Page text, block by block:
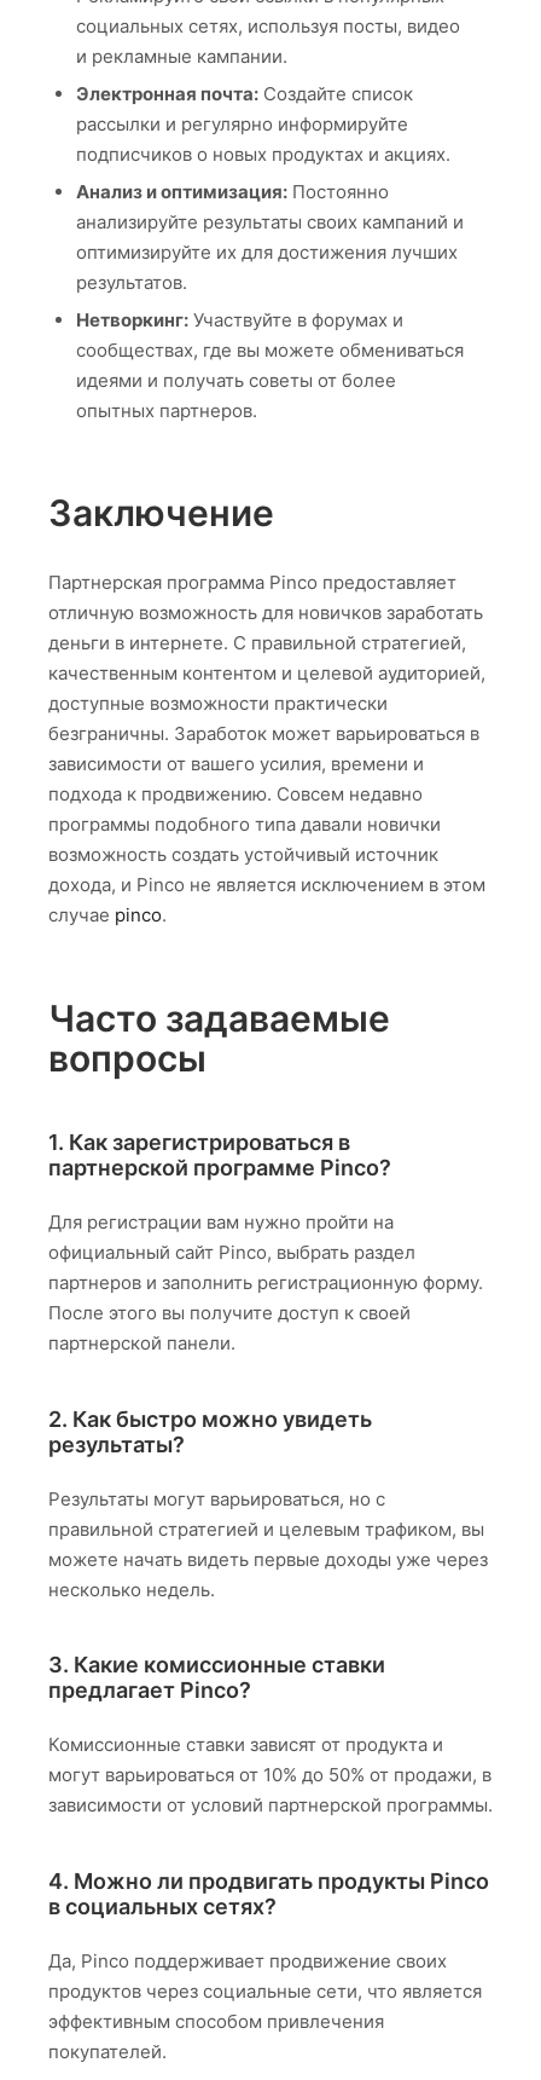
социальных сетях, используя посты, видео
и рекламные кампании.
Электронная почта:Создайте список
рассылки и регулярно информируйте
подписчиков о новых продуктах и акциях.
Анализ и оптимизация:Постоянно
анализируйте результаты своих кампаний и
оптимизируйте их для достижения лучших
результатов.
Нетворкинг:Участвуйте в форумах и
сообществах, где вы можете обмениваться
идеями и получать советы от более
опытных партнеров.
Заключение
Партнерская программа Pinco предоставляет
отличную возможность для новичков заработать
деньги в интернете. С правильной стратегией,
качественным контентом и целевой аудиторией,
доступные возможности практически
безграничны. Заработок может варьироваться в
зависимости от вашего усилия, времени и
подхода к продвижению. Совсем недавно
программы подобного типа давали новички
возможность создать устойчивый источник
дохода, и Pinco не является исключением в этом
случае pinco.
Часто задаваемые
вопросы
1. Как зарегистрироваться в
партнерской программе Pinco?
Для регистрации вам нужно пройти на
официальный сайт Pinco, выбрать раздел
партнеров и заполнить регистрационную форму.
После этого вы получите доступ к своей
партнерской панели.
2. Как быстро можно увидеть
результаты?
Результаты могут варьироваться, но с
правильной стратегией и целевым трафиком, вы
можете начать видеть первые доходы уже через
несколько недель.
3. Какие комиссионные ставки
предлагает Pinco?
Комиссионные ставки зависят от продукта и
могут варьироваться от 10% до 50% от продажи, в
зависимости от условий партнерской программы.
4. Можно ли продвигать продукты Pinco
в социальных сетях?
Да, Pinco поддерживает продвижение своих
продуктов через социальные сети, что является
эффективным способом привлечения
покупателей.